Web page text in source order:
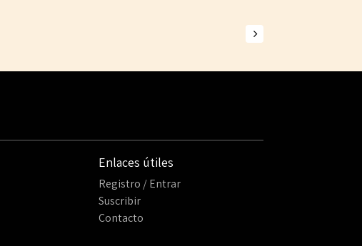
Enlaces útiles
Registro / Entrar
Suscribir
Contacto